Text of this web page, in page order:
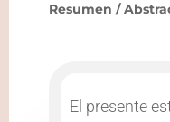
Resumen /
El presente